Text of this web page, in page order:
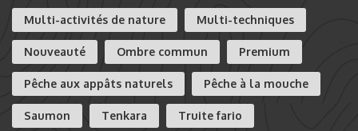
Multi-activités de nature Multi-techniques
Nouveauté Ombre commun Premium
Pêche aux appâts naturels Pêche à la mouche
Saumon Tenkara Truite fario